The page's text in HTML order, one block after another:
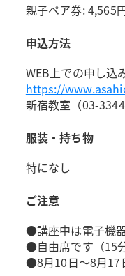
親子ペア券: 4,565
申込方法
WEB上での申し込
https://
新宿教室（03-
服装・持ち物
特になし
ご注意
●講座中は電子機
●自由席です（15
●8月10日～8月17